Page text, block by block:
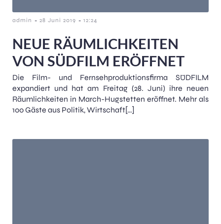
admin - 28 Juni 2019 - 12:24
NEUE RÄUMLICHKEITEN
VON SÜDFILM ERÖFFNET
Die Film- und Fernsehproduktionsfirma SÜDFILM
expandiert und hat am Freitag (28. Juni) ihre neuen
Räumlichkeiten in March-Hugstetten eröffnet. Mehr als
100 Gäste aus Politik, Wirtschaft[…]